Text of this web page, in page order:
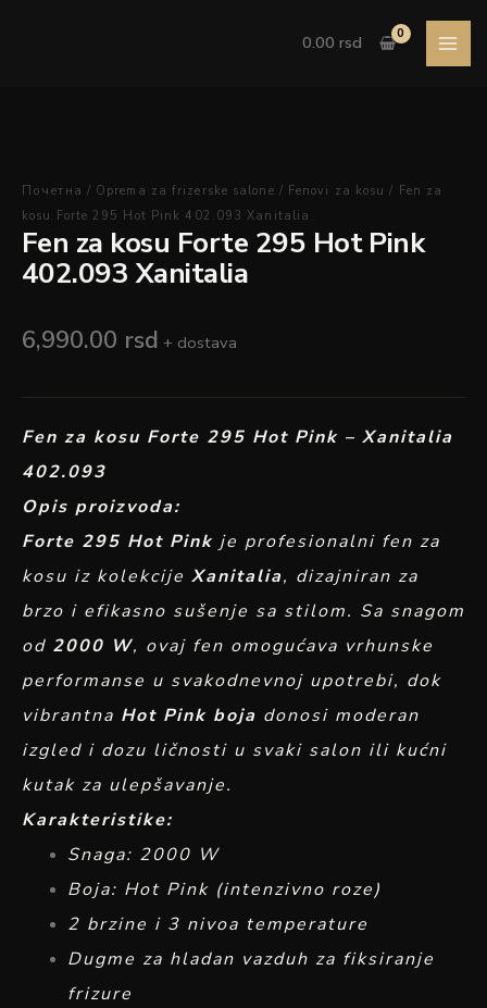
0.00rsd
Почетна / Oprema za frizerske salone / Fenovi za kosu / Fen za
kosu Forte 295 Hot Pink 402.093 Xanitalia
Fen za kosu Forte 295 Hot Pink
402.093 Xanitalia
6,990.00 rsd + dostava
Fen za kosu Forte 295 Hot Pink – Xanitalia
402.093
Opis proizvoda:
Forte 295 Hot Pink je profesionalni fen za
kosu iz kolekcije Xanitalia, dizajniran za
brzo i efikasno sušenje sa stilom. Sa snagom
od 2000 W, ovaj fen omogućava vrhunske
performanse u svakodnevnoj upotrebi, dok
vibrantna Hot Pink boja donosi moderan
izgled i dozu ličnosti u svaki salon ili kućni
kutak za ulepšavanje.
Karakteristike:
Snaga: 2000 W
Boja: Hot Pink (intenzivno roze)
2 brzine i 3 nivoa temperature
Dugme za hladan vazduh za fiksiranje
frizure
402.093
Xanitalia
količina